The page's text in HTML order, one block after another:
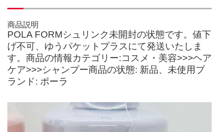
商品説明
POLA FORMシュリンク未開封の状態です。値下
げ不可、ゆうパケットプラスにて発送いたしま
す。商品の情報カテゴリー:コスメ・美容>>>ヘア
ケア>>>シャンプー商品の状態: 新品、未使用ブ
ランド: ポーラ